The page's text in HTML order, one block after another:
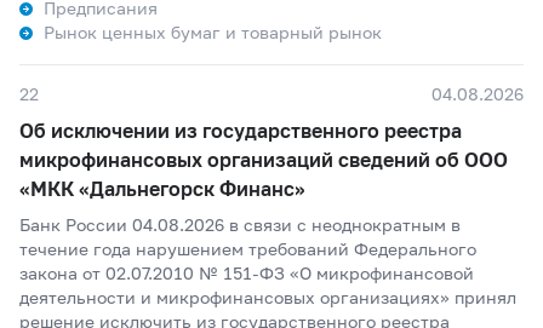
Предписания
Рынок ценных бумаг и товарный рынок
22 04.08.2026
Об исключении из государственного реестра
микрофинансовых организаций сведений об ООО
«МКК «Дальнегорск Финанс»
Банк России 04.08.2026 в связи с неоднократным в
течение года нарушением требований Федерального
закона от 02.07.2010 № 151-ФЗ «О микрофинансовой
деятельности и микрофинансовых организациях» принял
решение исключить из государственного реестра